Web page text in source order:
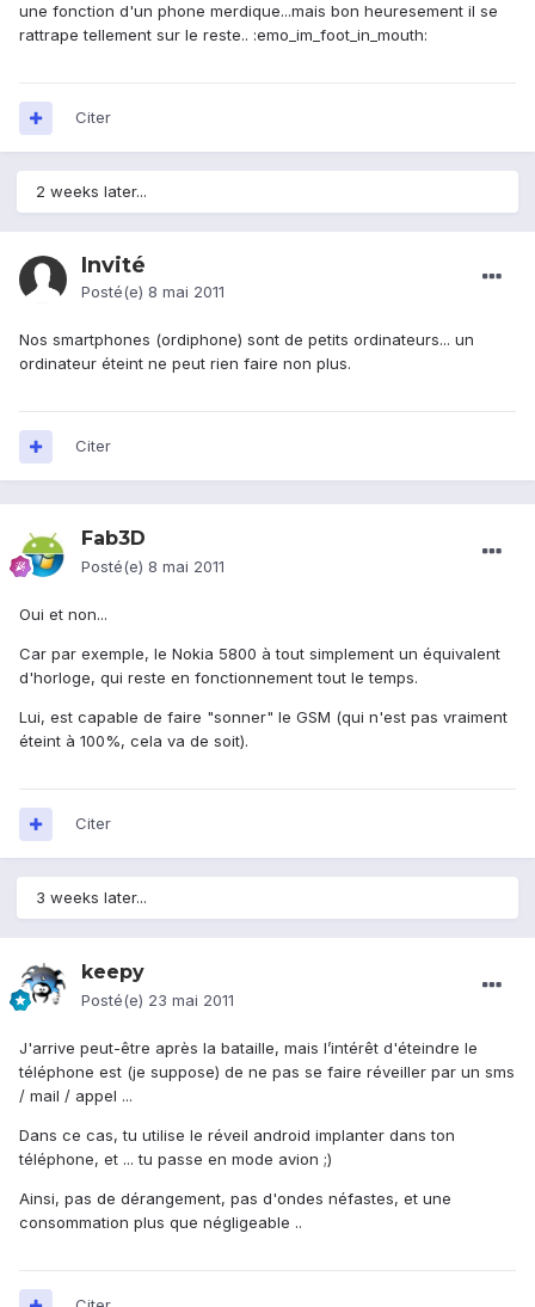
une fonction d'un phone merdique...mais bon heuresement il se
rattrape tellement sur le reste.. :emo_im_foot_in_mouth:
Citer
2 weeks later...
Invité
Posté(e) 8 mai 2011
Nos smartphones (ordiphone) sont de petits ordinateurs... un
ordinateur éteint ne peut rien faire non plus.
Citer
Fab3D
Posté(e) 8 mai 2011
Oui et non...
Car par exemple, le Nokia 5800 à tout simplement un équivalent
d'horloge, qui reste en fonctionnement tout le temps.
Lui, est capable de faire "sonner" le GSM (qui n'est pas vraiment
éteint à 100%, cela va de soit).
Citer
3 weeks later...
keepy
Posté(e) 23 mai 2011
J'arrive peut-être après la bataille, mais l’intérêt d'éteindre le
téléphone est (je suppose) de ne pas se faire réveiller par un sms
/ mail / appel ...
Dans ce cas, tu utilise le réveil android implanter dans ton
téléphone, et ... tu passe en mode avion ;)
Ainsi, pas de dérangement, pas d'ondes néfastes, et une
consommation plus que négligeable ..